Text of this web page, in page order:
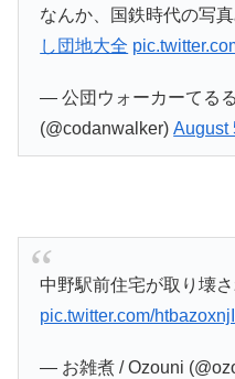
なんか、国鉄時代の写
し団地大全
— 公団ウォーカーてる
(@codanwalker)August
中野駅前住宅が取り壊さ
pic.twitter.com/htbazoxnjI
— お雑煮 / Ozouni